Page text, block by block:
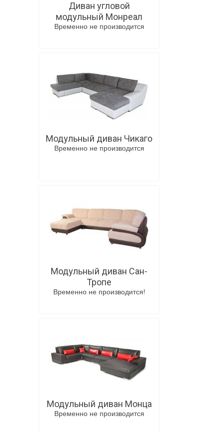
Диван угловой
модульный Монреал
Временно не производится
Модульный диван Чикаго
Временно не производится
Модульный диван Сан-
Тропе
Временно не производится!
Модульный диван Монца
Временно не производится